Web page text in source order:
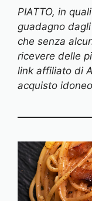
PIATTO, in
guadagno
che senza
ricevere delle
link affiliato di
acquisto